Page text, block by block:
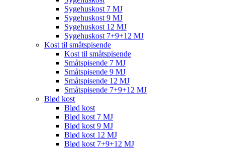
Sygehuskost 7 MJ
Sygehuskost 9 MJ
Sygehuskost 12 MJ
Sygehuskost 7+9+12 MJ
Kost til småtspisende
Kost til småtspisende
Småtspisende 7 MJ
Småtspisende 9 MJ
Småtspisende 12 MJ
Småtspisende 7+9+12 MJ
Blød kost
Blød kost
Blød kost 7 MJ
Blød kost 9 MJ
Blød kost 12 MJ
Blød kost 7+9+12 MJ